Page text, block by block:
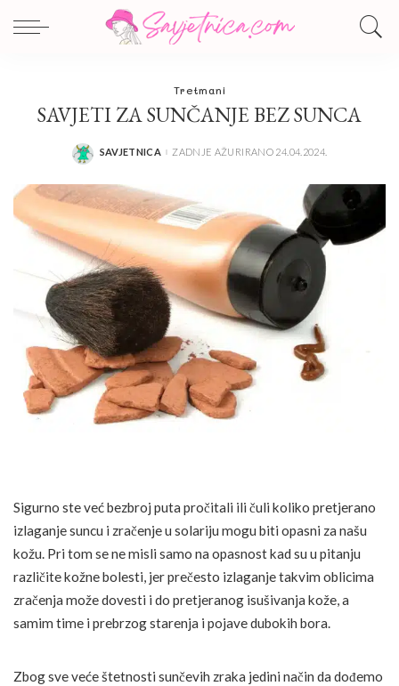
Tretmani
SAVJETI ZA SUNČANJE BEZ SUNCA
POSTED
SAVJETNICA ZADNJE AŽURIRANO 24.04.2024.
Sigurno ste već bezbroj puta pročitali ili čuli koliko pretjerano
izlaganje suncu i zračenje u solariju mogu biti opasni za našu
kožu. Pri tom se ne misli samo na opasnost kad su u pitanju
različite kožne bolesti, jer prečesto izlaganje takvim oblicima
zračenja može dovesti i do pretjeranog isušivanja kože, a
samim time i prebrzog starenja i pojave dubokih bora.
Zbog sve veće štetnosti sunčevih zraka jedini način da dođemo